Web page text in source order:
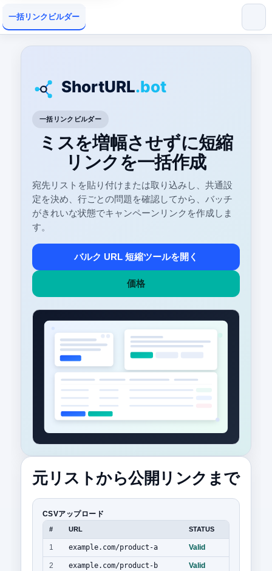
一括リンクビルダー
一括リンクビルダー
ミスを増幅させずに短縮
リンクを一括作成
宛先リストを貼り付けまたは取り込みし、共通設
定を決め、行ごとの問題を確認してから、バッチ
がきれいな状態でキャンペーンリンクを作成しま
す。
バルク URL 短縮ツールを開く
価格
元リストから公開リンクまで
CSVアップロード
# URL STATUS
1 example.com/product-a Valid
2 example.com/product-b Valid